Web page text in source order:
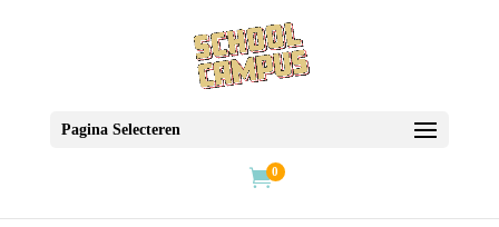
Pagina Selecteren
0